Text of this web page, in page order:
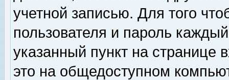
учетной записью. Для того
пользователя и пароль
указанный пункт на
это на общедоступном